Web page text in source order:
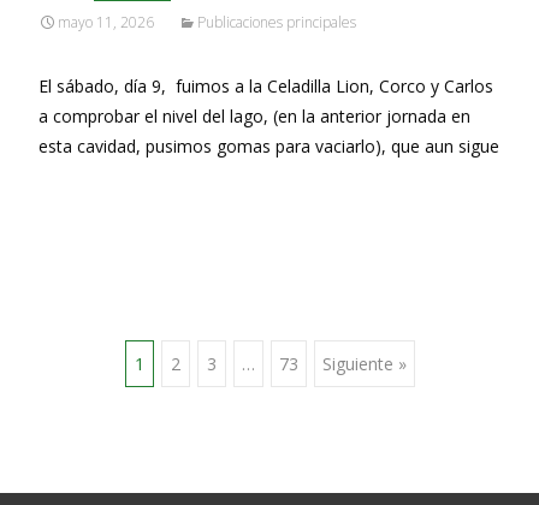
mayo 11, 2026 Publicaciones principales
El sábado, día 9, fuimos a la Celadilla Lion, Corco y Carlos
a comprobar el nivel del lago, (en la anterior jornada en
esta cavidad, pusimos gomas para vaciarlo), que aun sigue
1 2 3 … 73 Siguiente »